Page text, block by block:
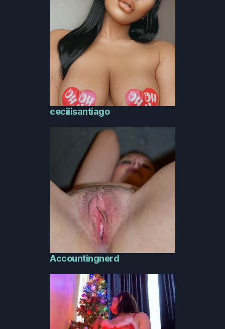
ceciiisantiago
Accountingnerd